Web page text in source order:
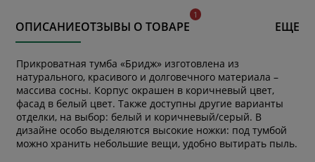
ОПИСАНИЕОТЗЫВЫ О ТОВАРЕ ЕЩЕ
Прикроватная тумба «Бридж» изготовлена из
натурального, красивого и долговечного материала –
массива сосны. Корпус окрашен в коричневый цвет,
фасад в белый цвет. Также доступны другие варианты
отделки, на выбор: белый и коричневый/серый. В
дизайне особо выделяются высокие ножки: под тумбой
можно хранить небольшие вещи, удобно вытирать пыль.